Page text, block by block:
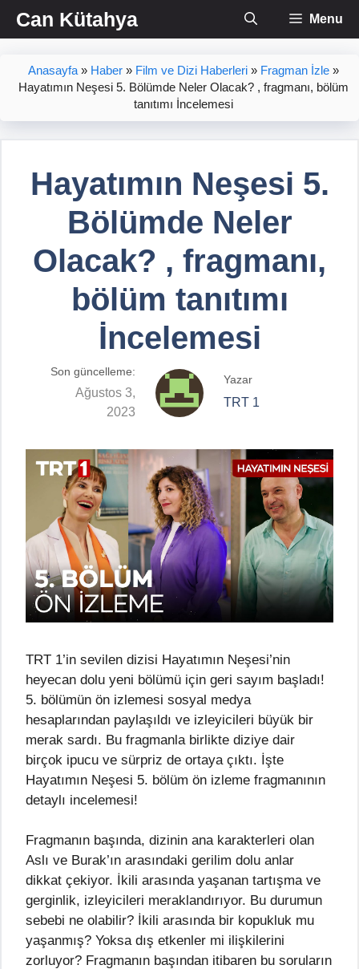
İçeriğe
atlaCan Kütahya Menu
Anasayfa » Haber » Film ve Dizi Haberleri » Fragman İzle »
Hayatımın Neşesi 5. Bölümde Neler Olacak? , fragmanı, bölüm
tanıtımı İncelemesi
Hayatımın Neşesi 5.
Bölümde Neler
Olacak? , fragmanı,
bölüm tanıtımı
İncelemesi
Son güncelleme:
Ağustos 3,
2023
Yazar
TRT 1
TRT 1’in sevilen dizisi Hayatımın Neşesi’nin
heyecan dolu yeni bölümü için geri sayım başladı!
5. bölümün ön izlemesi sosyal medya
hesaplarından paylaşıldı ve izleyicileri büyük bir
merak sardı. Bu fragmanla birlikte diziye dair
birçok ipucu ve sürpriz de ortaya çıktı. İşte
Hayatımın Neşesi 5. bölüm ön izleme fragmanının
detaylı incelemesi!
Fragmanın başında, dizinin ana karakterleri olan
Aslı ve Burak’ın arasındaki gerilim dolu anlar
dikkat çekiyor. İkili arasında yaşanan tartışma ve
gerginlik, izleyicileri meraklandırıyor. Bu durumun
sebebi ne olabilir? İkili arasında bir kopukluk mu
yaşanmış? Yoksa dış etkenler mi ilişkilerini
zorluyor? Fragmanın başından itibaren bu soruların